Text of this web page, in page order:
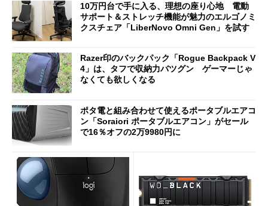
ut」が明...
10万円台で手に入る、理想の座り心地 電動
サポート＆ストレッチ機能が魅力のエルゴノミ
クスチェア「LiberNovo Omni Gen」を試す
Razer印のバックパック「Rogue Backpack V
4」は、タフで収納力バツグン ゲーマーじゃ
なくても欲しくなる
ポタ電と組み合わせて使えるポータブルエアコ
ン「Soraiori ポータブルエアコン」がセール
で16％オフの2万9980円に